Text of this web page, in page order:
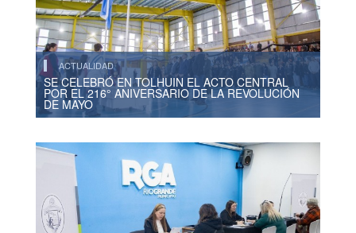
ACTUALIDAD
SE CELEBRÓ EN TOLHUIN EL ACTO CENTRAL
POR EL 216° ANIVERSARIO DE LA REVOLUCIÓN
DE MAYO